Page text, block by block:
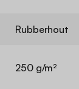
Rubberhout
250 g/m²